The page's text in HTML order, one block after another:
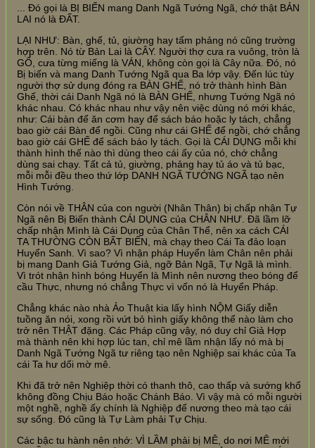
... Đó gọi là BỊ BIẾN mang Danh Ngã Tướng Ngã, chớ thật BẢN
LAI nó là ĐẤT.
LẠI NHƯ: Bàn, ghế, tủ, giường hay tấm phảng nó cũng trường
hợp trên. Nó từ Bản Lai là CÂY. Người thợ cưa ra vuông, tròn là
GỔ, cưa từng miếng là VÁN, không còn gọi là Cây nữa. Đó, nó
Bị biến và mang Danh Tướng Ngã qua Ba lớp vậy. Đến lúc tùy
người thợ sử dụng đóng ra BÀN GHẾ, nó trở thành hình Bàn
Ghế, thời cái Danh Ngã nó là BÀN GHẾ, nhưng Tướng Ngã nó
khác nhau. Có khác nhau như vậy nên việc dùng nó mới khác,
như: Cái bàn để ăn cơm hay để sách báo hoặc ly tách, chẳng
bao giờ cái Bàn để ngồi. Cũng như cái GHẾ để ngồi, chớ chẳng
bao giờ cái GHẾ để sách báo ly tách. Gọi là CÁI DỤNG mỗi khi
thành hình thế nào thì dùng theo cái ấy của nó, chớ chẳng
dùng sai chạy. Tất cả tủ, giường, phảng hay tủ áo và tủ bạc,
mỗi mỗi đều theo thứ lớp DANH NGÃ TƯỚNG NGÃ tạo nên
Hình Tướng.
Còn nói về THÂN của con người (Nhân Thân) bị chấp nhận Tự
Ngã nên Bị Biến thành CÁI DỤNG của CHÂN NHƯ. Đã lầm lỡ
chấp nhận Mình là Cái Dụng của Chân Thể, nên xa cách CÁI
TA THƯỜNG CÒN BẤT BIẾN, mà chạy theo Cái Ta đảo loạn
Huyển Sanh. Vì sao? Vì nhận pháp Huyển làm Chân nên phải
bị mang Danh Giả Tướng Giả, ngỡ Bản Ngã, Tự Ngã là mình.
Vì trót nhận hình bóng Huyển là Mình nên nương theo bóng để
cầu Thực, nhưng nó chẳng Thực vì vốn nó là Huyển Pháp.
Chẳng khác nào nhà Ảo Thuật kia lấy hình NỘM Giấy diễn
tuồng ăn nói, xong rồi vứt bỏ hình giấy không thể nào làm cho
trở nên THẬT đặng. Các Pháp cũng vậy, nó duy chỉ Giả Hợp
mà thành nên khi hợp lúc tan, chỉ mê lầm nhận lấy nó mà bị
Danh Ngã Tướng Ngã tư riêng tạo nên Nghiệp sai khác của Ta
cái Ta hư dối mờ mê.
Khi đã trở nên Nghiệp thời có thanh thô, cao thấp và sướng khổ
không đồng Chịu Báo hoặc Chánh Báo. Vì vậy mà có mỗi người
một nghề, nghề ấy chính là Nghiệp để nương theo mà tạo cái
sự sống. Đó cũng là Tự Làm phải Tự Chịu.
Các bậc tu hành nên nhớ: VÌ LẦM phải bị MÊ, do nơi MÊ mới